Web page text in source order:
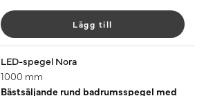
Lägg till
LED-spegel Nora
1000 mm
Bästsäljande rund badrumsspegel med